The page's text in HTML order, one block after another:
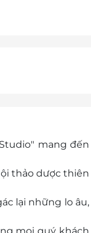
mang đến
thảo dược thiên
lại những lo âu,